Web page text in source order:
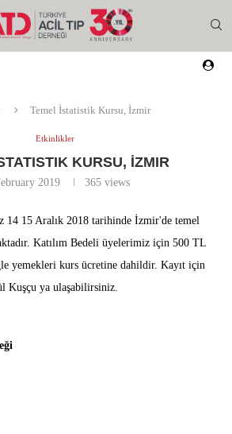
Temel İstatistik Kursu, İzmir
Etkinlikler
KURSU, İZMIR
2019 365views
14 15 Aralık 2018 tarihinde İzmir'de temel
Katılım Bedeli üyelerimiz için 500 TL
yemekleri kurs ücretine dahildir. Kayıt için
Kuşçu ya ulaşabilirsiniz.